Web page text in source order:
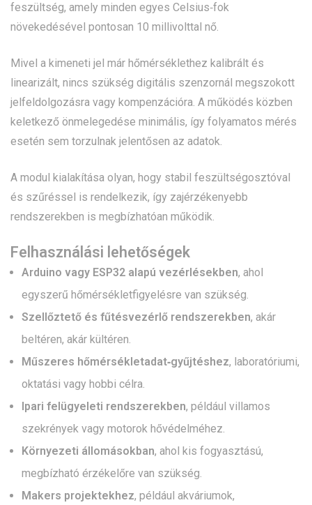
feszültség, amely minden egyes Celsius‑fok
növekedésével pontosan 10 millivolttal nő.
Mivel a kimeneti jel már hőmérséklethez kalibrált és
linearizált, nincs szükség digitális szenzornál megszokott
jelfeldolgozásra vagy kompenzációra. A működés közben
keletkező önmelegedése minimális, így folyamatos mérés
esetén sem torzulnak jelentősen az adatok.
A modul kialakítása olyan, hogy stabil feszültségosztóval
és szűréssel is rendelkezik, így zajérzékenyebb
rendszerekben is megbízhatóan működik.
Felhasználási lehetőségek
Arduino vagy ESP32 alapú vezérlésekben, ahol
egyszerű hőmérsékletfigyelésre van szükség.
Szellőztető és fűtésvezérlő rendszerekben, akár
beltéren, akár kültéren.
Műszeres hőmérsékletadat‑gyűjtéshez, laboratóriumi,
oktatási vagy hobbi célra.
Ipari felügyeleti rendszerekben, például villamos
szekrények vagy motorok hővédelméhez.
Környezeti állomásokban, ahol kis fogyasztású,
megbízható érzékelőre van szükség.
Makers projektekhez, például akváriumok,